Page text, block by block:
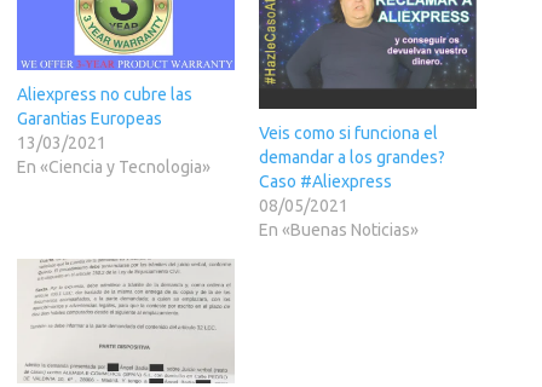
Aliexpress no cubre las
Garantias Europeas
13/03/2021
En «Ciencia y Tecnologia»
Veis como si funciona el
demandar a los grandes?
Caso #Aliexpress
08/05/2021
En «Buenas Noticias»